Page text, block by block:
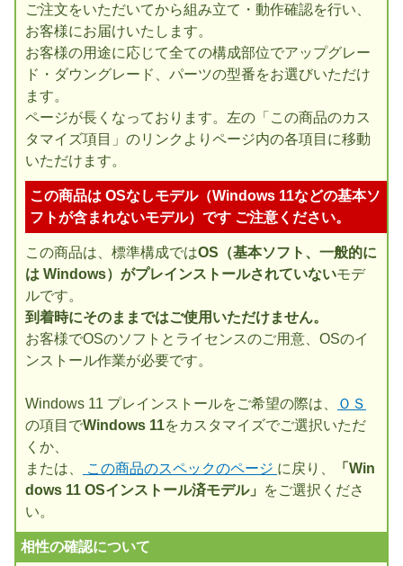
ご注文をいただいてから組み立て・動作確認を行い、
お客様にお届けいたします。
お客様の用途に応じて全ての構成部位でアップグレー
ド・ダウングレード、パーツの型番をお選びいただけ
ます。
ページが長くなっております。左の「この商品のカス
タマイズ項目」のリンクよりページ内の各項目に移動
いただけます。
この商品は OSなしモデル（Windows 11などの基本ソ
フトが含まれないモデル）です ご注意ください。
この商品は、標準構成ではOS（基本ソフト、一般的に
は Windows）がプレインストールされていないモデ
ルです。
到着時にそのままではご使用いただけません。
お客様でOSのソフトとライセンスのご用意、OSのイ
ンストール作業が必要です。
Windows 11 プレインストールをご希望の際は、
ＯＳ
の項目でWindows 11をカスタマイズでご選択いただ
くか、
または、
この商品のスペックのページ に戻り、
「Win
dows 11 OSインストール済モデル」
をご選択くださ
い。
相性の確認について